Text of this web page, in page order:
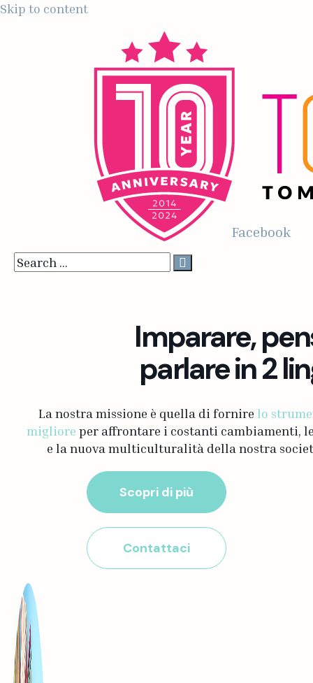
Skip to content
Facebook
Imparare,
parlare in 2
La nostra missione è quella di fornire lo
migliore per affrontare i costanti cambiamenti,
e la nuova multiculturalità della nostra
Scopri di più
Contattaci